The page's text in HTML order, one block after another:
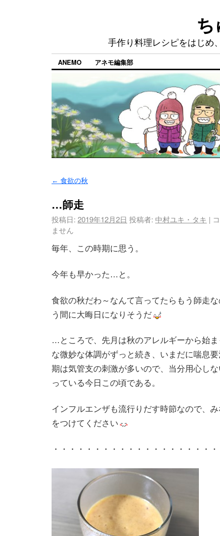
手作り料理レシピをはじめ
ANEMO アネモ編集部
← 食欲の秋
…師走
投稿日: 2019年12月2日 投稿者: 中村ユキ・タキ |
ません
毎年、この時期に思う。
今年も早かった…と。
食欲の秋だわ～なんて言ってたらもう師走
う間に大晦日になりそうだ
…ところで、先月は秋のアレルギーから始
な微妙な体調がずっと続き、いまだに喘息
期は気管支の刺激が多いので、当分用心し
っている今日この頃である。
インフルエンザも流行りだす時節なので、
をつけてください
・・・・・・・・・・・・・・・・・・・